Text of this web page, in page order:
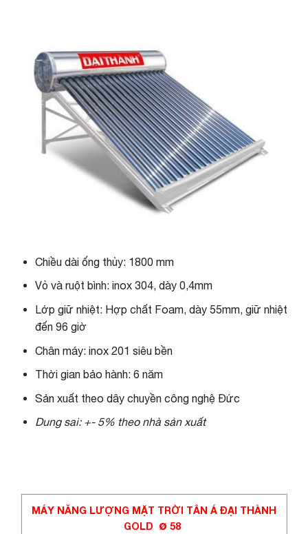
Chiều dài ống thủy: 1800 mm
Vỏ và ruột bình: inox 304, dày 0,4mm
Lớp giữ nhiệt: Hợp chất Foam, dày 55mm, giữ nhiệt
đến 96 giờ
Chân máy: inox 201 siêu bền
Thời gian bảo hành: 6 năm
Sản xuất theo dây chuyền công nghệ Đức
Dung sai: +- 5% theo nhà sản xuất
MÁY NĂNG LƯỢNG MẶT TRỜI TÂN Á ĐẠI THÀNH
GOLD ø 58